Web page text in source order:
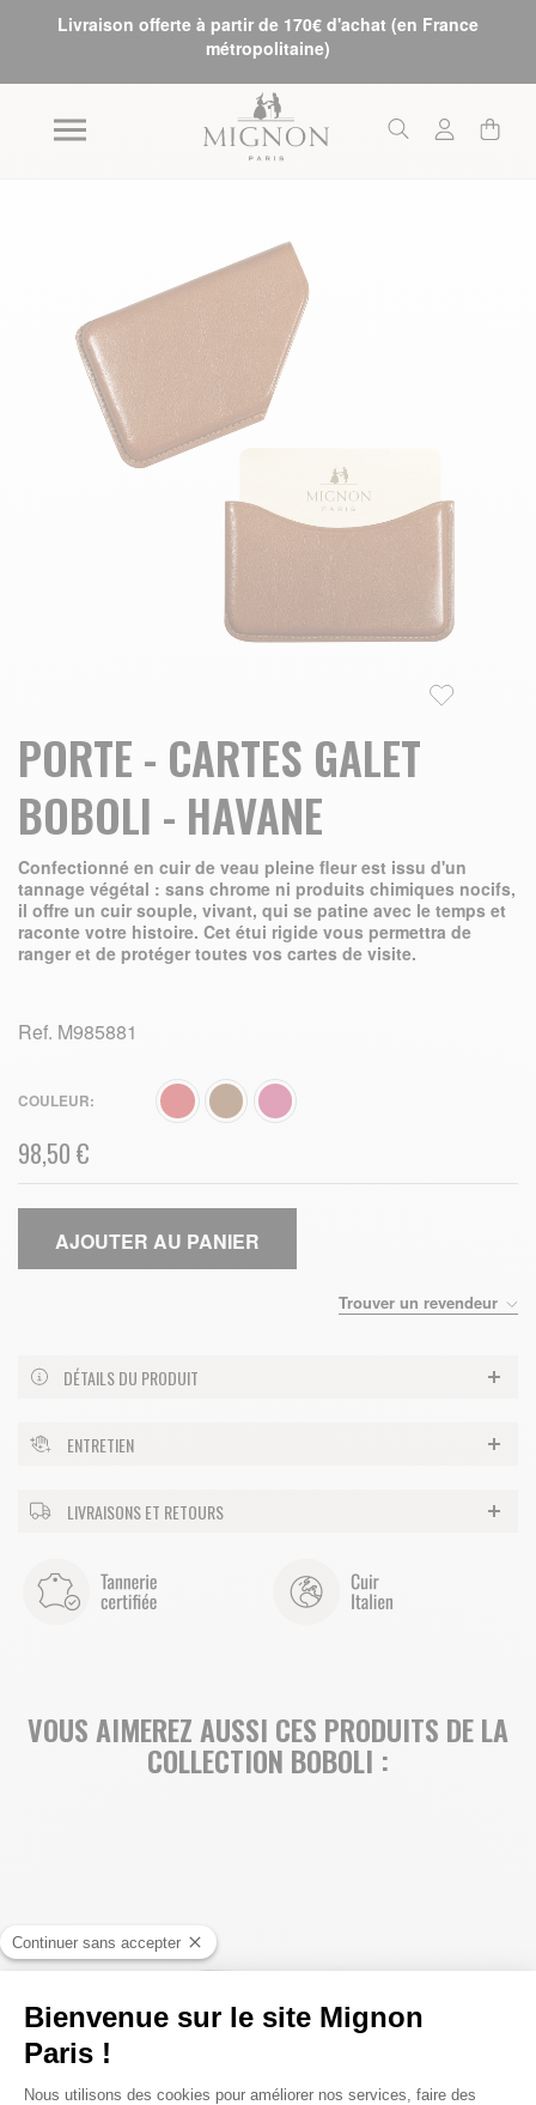
Livraison offerte à partir de 170€ d'achat (en France
métropolitaine)
Skip to the end of the images gallery
PORTE - CARTES GALET
BOBOLI - HAVANE
Confectionné en cuir de veau pleine fleur est issu d'un
tannage végétal : sans chrome ni produits chimiques nocifs,
il offre un cuir souple, vivant, qui se patine avec le temps et
raconte votre histoire. Cet étui rigide vous permettra de
ranger et de protéger toutes vos cartes de visite.
Ref. M985881
COULEUR
98,50 €
AJOUTER AU PANIER
Trouver un revendeur
DÉTAILS DU PRODUIT
ENTRETIEN
LIVRAISONS ET RETOURS
VOUS AIMEREZ AUSSI CES PRODUITS DE LA
COLLECTION BOBOLI :